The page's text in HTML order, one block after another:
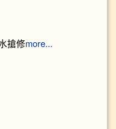
搶修more...